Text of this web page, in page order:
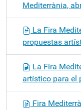
Mediterrània,
La Fira
propuestas
La Fira
artístico para el
Fira